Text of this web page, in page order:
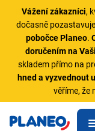
Vážení zákazníci,
dočasně
pobočce Planeo.
doručením na
skladem přímo na
hned a vyzvednout
věříme, že